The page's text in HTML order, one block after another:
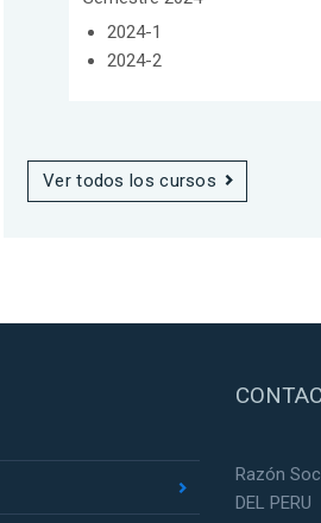
2024-1
2024-2
Ver todos los cursos
Razón
DEL PERU